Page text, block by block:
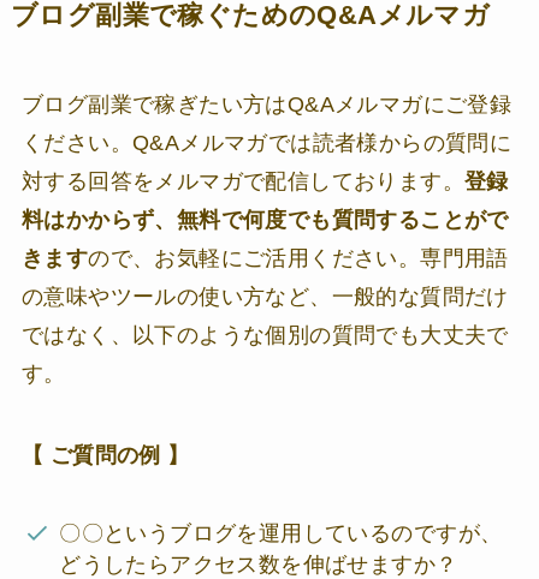
ブログ副業で稼ぐためのQ&Aメルマガ
ブログ副業で稼ぎたい方はQ&Aメルマガにご登録
ください。Q&Aメルマガでは読者様からの質問に
対する回答をメルマガで配信しております。 登録
料はかからず、無料で何度でも質問することがで
きますので、お気軽にご活用ください。専門用語
の意味やツールの使い方など、一般的な質問だけ
ではなく、以下のような個別の質問でも大丈夫で
す。
【 ご質問の例 】
〇〇というブログを運用しているのですが、
どうしたらアクセス数を伸ばせますか？